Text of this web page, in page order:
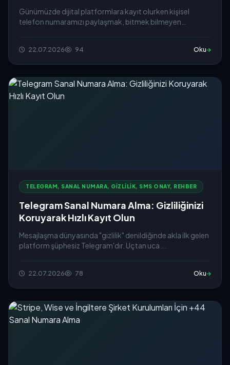
Günümüzde dijital platformlara kayıt olurken kişisel
telefon numaramızı paylaşmak, bitmek bilmeyen
22.07.2026 94 Oku
TELEGRAM, SANAL NUMARA, GIZLILIK, SMS ONAY, REHBER
Telegram Sanal Numara Alma: Gizliliğinizi
Koruyarak Hızlı Kayıt Olun
Mesajlaşma dünyasında "gizlilik" denildiğinde akla ilk gelen
platform şüphesiz Telegram'dır. Uçtan uca ...
22.07.2026 78 Oku